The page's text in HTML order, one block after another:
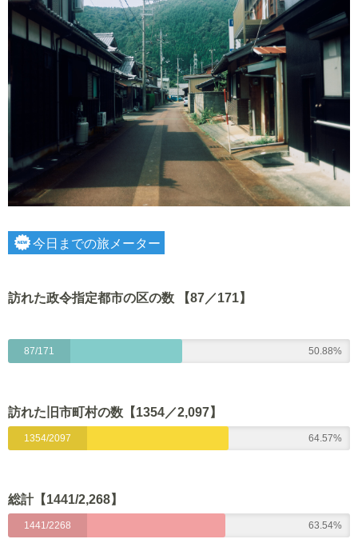
今日までの旅メーター
訪れた政令指定都市の区の数 【87／171】
87/171 50.88%
訪れた旧市町村の数【1354／2,097】
1354/2097 64.57%
総計【1441/2,268】
1441/2268 63.54%